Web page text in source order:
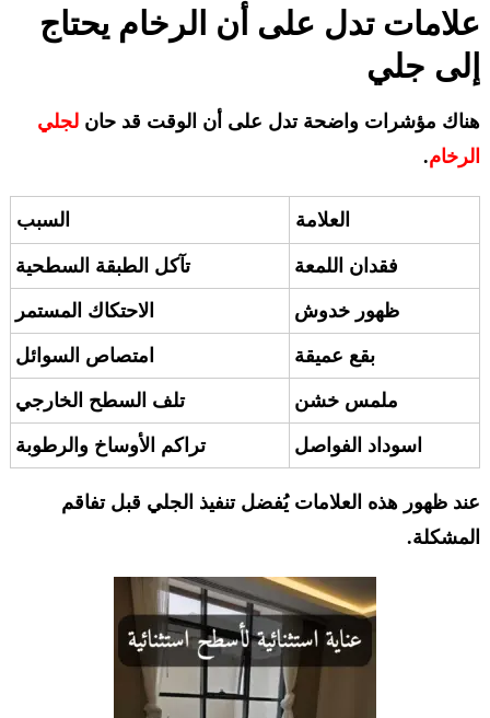
علامات تدل على أن الرخام يحتاج
إلى جلي
هناك مؤشرات واضحة تدل على أن الوقت قد حان لجلي
الرخام.
العلامة السبب
فقدان اللمعة تآكل الطبقة السطحية
ظهور خدوش الاحتكاك المستمر
بقع عميقة امتصاص السوائل
ملمس خشن تلف السطح الخارجي
اسوداد الفواصل تراكم الأوساخ والرطوبة
عند ظهور هذه العلامات يُفضل تنفيذ الجلي قبل تفاقم
المشكلة.